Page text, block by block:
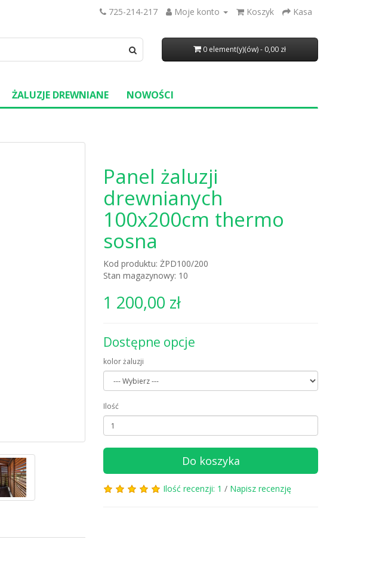
725-214-217 Moje konto Koszyk Kasa
0 element(y)(ów) - 0,00 zł
ŻALUZJE DREWNIANE NOWOŚCI
Panel żaluzji
drewnianych
100x200cm thermo
sosna
Kod produktu: ŻPD100/200
Stan magazynowy: 10
1 200,00 zł
Dostępne opcje
kolor żaluzji
Ilość
Do koszyka
Ilość recenzji: 1 / Napisz recenzję